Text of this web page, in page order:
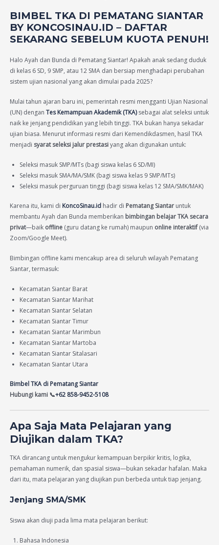
BIMBEL TKA DI PEMATANG SIANTAR
BY KONCOSINAU.ID – DAFTAR
SEKARANG SEBELUM KUOTA PENUH!
Halo Ayah dan Bunda di Pematang Siantar! Apakah anak sedang duduk
di kelas 6 SD, 9 SMP, atau 12 SMA dan bersiap menghadapi perubahan
sistem ujian nasional yang akan dimulai pada 2025?
Mulai tahun ajaran baru ini, pemerintah resmi mengganti Ujian Nasional
(UN) dengan Tes Kemampuan Akademik (TKA)sebagai alat seleksi untuk
naik ke jenjang pendidikan yang lebih tinggi. TKA bukan hanya sekadar
ujian biasa. Menurut informasi resmi dari Kemendikdasmen, hasil TKA
menjadi syarat seleksi jalur prestasiyang akan digunakan untuk:
Seleksi masuk SMP/MTs (bagi siswa kelas 6 SD/MI)
Seleksi masuk SMA/MA/SMK (bagi siswa kelas 9 SMP/MTs)
Seleksi masuk perguruan tinggi (bagi siswa kelas 12 SMA/SMK/MAK)
Karena itu, kami di KoncoSinau.id hadir di Pematang Siantar untuk
membantu Ayah dan Bunda memberikan bimbingan belajar TKA secara
privat—baik offline (guru datang ke rumah) maupun online interaktif(via
Zoom/Google Meet).
Bimbingan offline kami mencakup area di seluruh wilayah Pematang
Siantar, termasuk:
Kecamatan Siantar Barat
Kecamatan Siantar Marihat
Kecamatan Siantar Selatan
Kecamatan Siantar Timur
Kecamatan Siantar Marimbun
Kecamatan Siantar Martoba
Kecamatan Siantar Sitalasari
Kecamatan Siantar Utara
Bimbel TKA di Pematang Siantar
Hubungi kami 📞+62 858-9452-5108
Apa Saja Mata Pelajaran yang
Diujikan dalam TKA?
TKA dirancang untuk mengukur kemampuan berpikir kritis, logika,
pemahaman numerik, dan spasial siswa—bukan sekadar hafalan. Maka
dari itu, mata pelajaran yang diujikan pun berbeda untuk tiap jenjang.
Jenjang SMA/SMK
Siswa akan diuji pada lima mata pelajaran berikut:
Bahasa Indonesia